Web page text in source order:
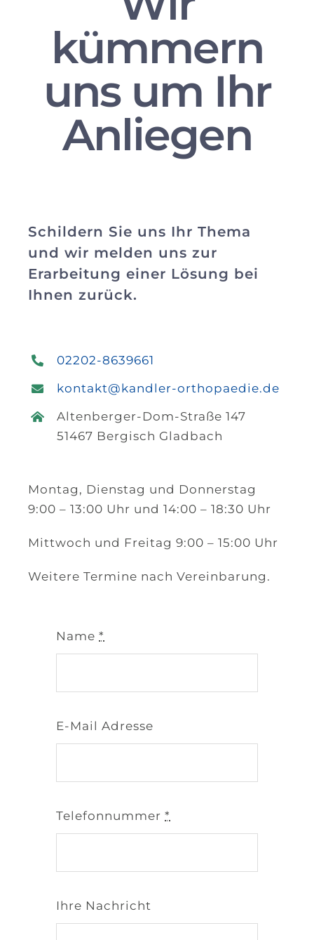
kümmern
uns um Ihr
Anliegen
Schildern Sie uns Ihr Thema
und wir melden uns zur
Erarbeitung einer Lösung bei
Ihnen zurück.
02202-8639661
kontakt@kandler-orthopaedie.de
Altenberger-Dom-Straße 147
51467 Bergisch Gladbach
Montag, Dienstag und Donnerstag
9:00 – 13:00 Uhr und 14:00 – 18:30 Uhr
Mittwoch und Freitag 9:00 – 15:00 Uhr
Weitere Termine nach Vereinbarung.
Name *
E-Mail Adresse
Telefonnummer *
Ihre Nachricht